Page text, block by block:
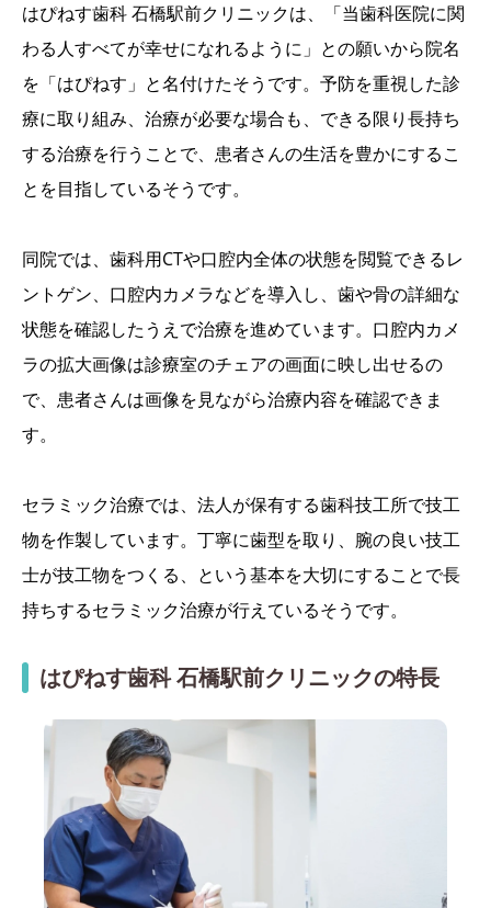
はぴねす歯科 石橋駅前クリニックは、「当歯科医院に関
わる人すべてが幸せになれるように」との願いから院名
を「はぴねす」と名付けたそうです。予防を重視した診
療に取り組み、治療が必要な場合も、できる限り長持ち
する治療を行うことで、患者さんの生活を豊かにするこ
とを目指しているそうです。
同院では、歯科用CTや口腔内全体の状態を閲覧できるレ
ントゲン、口腔内カメラなどを導入し、歯や骨の詳細な
状態を確認したうえで治療を進めています。口腔内カメ
ラの拡大画像は診療室のチェアの画面に映し出せるの
で、患者さんは画像を見ながら治療内容を確認できま
す。
セラミック治療では、法人が保有する歯科技工所で技工
物を作製しています。丁寧に歯型を取り、腕の良い技工
士が技工物をつくる、という基本を大切にすることで長
持ちするセラミック治療が行えているそうです。
はぴねす歯科 石橋駅前クリニックの特長